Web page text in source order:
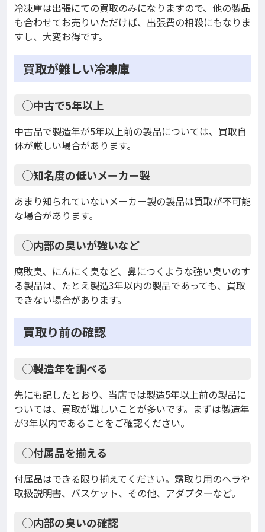
冷凍庫は出張にての買取のみになりますので、他の製品
も合わせてお売りいただけば、出張費の相殺にもなりま
すし、大変お得です。
買取が難しい冷凍庫
◯中古で5年以上
中古品で製造年が5年以上前の製品については、買取自
体が厳しい場合があります。
◯知名度の低いメーカー製
あまり知られていないメーカー製の製品は買取が不可能
な場合があります。
◯内部の臭いが強いなど
腐敗臭、にんにく臭など、鼻につくような強い臭いのす
る製品は、たとえ製造3年以内の製品であっても、買取
できない場合があります。
買取り前の確認
◯製造年を調べる
先にも記したとおり、当店では製造5年以上前の製品に
ついては、買取が難しいことが多いです。まずは製造年
が3年以内であることをご確認ください。
◯付属品を揃える
付属品はできる限り揃えてください。霜取り用のヘラや
取扱説明書、バスケット、その他、アダプターなど。
◯内部の臭いの確認